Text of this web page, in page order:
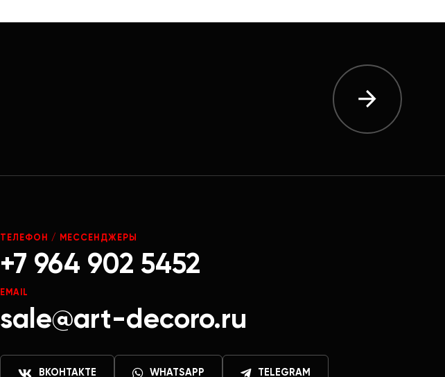
ТЕЛЕФОН / МЕССЕНДЖЕРЫ
+7 964 902 5452
EMAIL
sale@art-decoro.ru
ВКОНТАКТЕ WHATSAPP TELEGRAM